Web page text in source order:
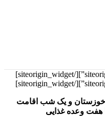
[/siteorigin_widget]
[/siteorigin_widget]
و یک شب اقامت
هفت وعده غذایی